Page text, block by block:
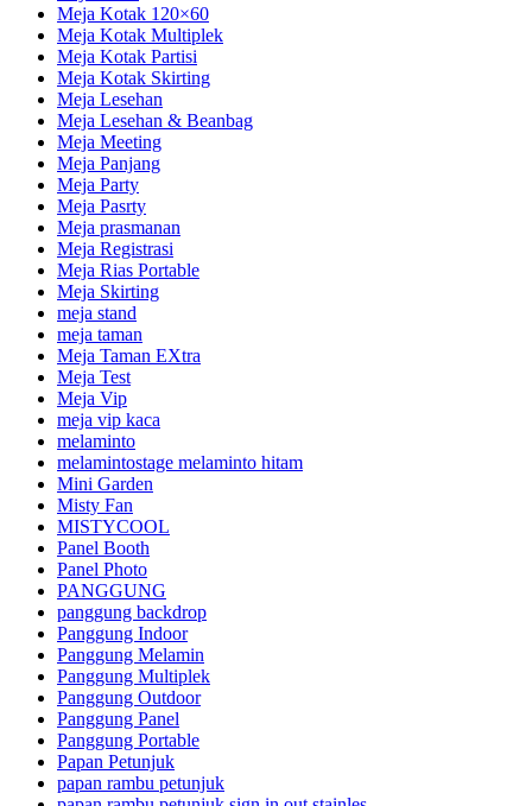
Meja Kotak 120×60
Meja Kotak Multiplek
Meja Kotak Partisi
Meja Kotak Skirting
Meja Lesehan
Meja Lesehan & Beanbag
Meja Meeting
Meja Panjang
Meja Party
Meja Pasrty
Meja prasmanan
Meja Registrasi
Meja Rias Portable
Meja Skirting
meja stand
meja taman
Meja Taman EXtra
Meja Test
Meja Vip
meja vip kaca
melaminto
melamintostage melaminto hitam
Mini Garden
Misty Fan
MISTYCOOL
Panel Booth
Panel Photo
PANGGUNG
panggung backdrop
Panggung Indoor
Panggung Melamin
Panggung Multiplek
Panggung Outdoor
Panggung Panel
Panggung Portable
Papan Petunjuk
papan rambu petunjuk